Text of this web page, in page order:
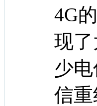
4G
现
少
信